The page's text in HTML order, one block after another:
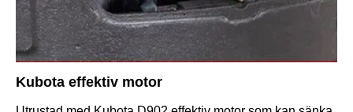
Kubota effektiv motor